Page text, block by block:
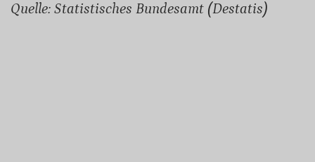
Quelle: Statistisches Bundesamt (Destatis)